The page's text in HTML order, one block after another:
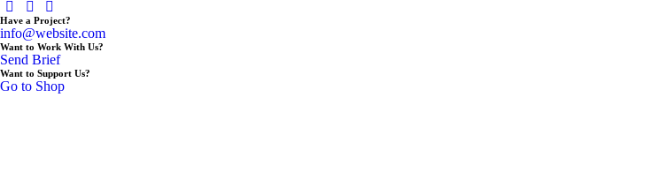
Have a Project?
info@website.com
Want to Work With Us?
Send Brief
Want to Support Us?
Go to Shop